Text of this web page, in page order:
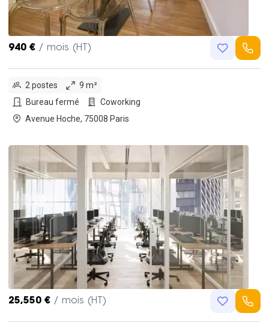
940 € / mois (HT)
2 postes
9 m²
Bureau fermé
Coworking
Avenue Hoche, 75008 Paris
25,550 € / mois (HT)